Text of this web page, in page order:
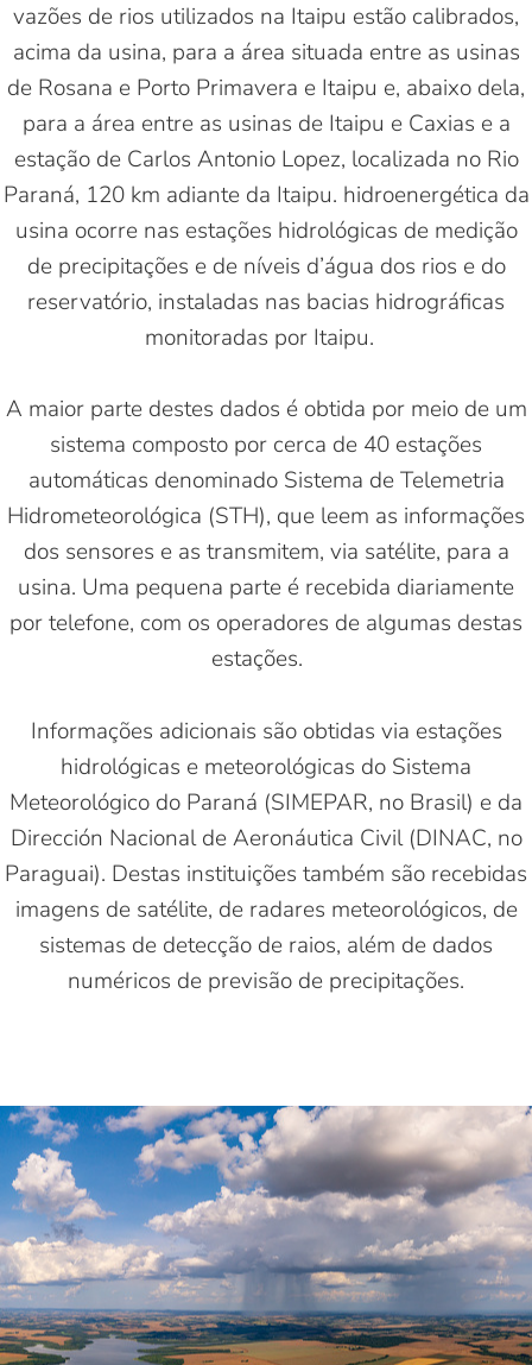
vazões de rios utilizados na Itaipu estão calibrados,
acima da usina, para a área situada entre as usinas
de Rosana e Porto Primavera e Itaipu e, abaixo dela,
para a área entre as usinas de Itaipu e Caxias e a
estação de Carlos Antonio Lopez, localizada no Rio
Paraná, 120 km adiante da Itaipu. hidroenergética da
usina ocorre nas estações hidrológicas de medição
de precipitações e de níveis d’água dos rios e do
reservatório, instaladas nas bacias hidrográficas
monitoradas por Itaipu.
A maior parte destes dados é obtida por meio de um
sistema composto por cerca de 40 estações
automáticas denominado Sistema de Telemetria
Hidrometeorológica (STH), que leem as informações
dos sensores e as transmitem, via satélite, para a
usina. Uma pequena parte é recebida diariamente
por telefone, com os operadores de algumas destas
estações.
Informações adicionais são obtidas via estações
hidrológicas e meteorológicas do Sistema
Meteorológico do Paraná (SIMEPAR, no Brasil) e da
Dirección Nacional de Aeronáutica Civil (DINAC, no
Paraguai). Destas instituições também são recebidas
imagens de satélite, de radares meteorológicos, de
sistemas de detecção de raios, além de dados
numéricos de previsão de precipitações.